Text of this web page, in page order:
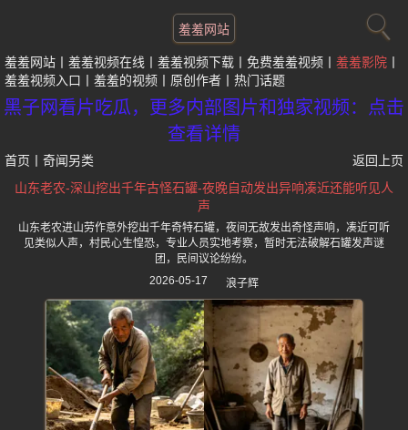
羞羞网站
羞羞网站 羞羞视频在线 羞羞视频下载 免费羞羞视频
羞羞影院
羞羞视频入口
羞羞的视频 原创作者 热门话题
黑子网看片吃瓜，更多内部图片和独家视频：点击
查看详情
首页 奇闻另类
返回上页
山东老农-深山挖出千年古怪石罐-夜晚自动发出异响凑近还能听见人
声
山东老农进山劳作意外挖出千年奇特石罐，夜间无故发出奇怪声响，凑近可听
见类似人声，村民心生惶恐，专业人员实地考察，暂时无法破解石罐发声谜
团，民间议论纷纷。
2026-05-17
浪子辉